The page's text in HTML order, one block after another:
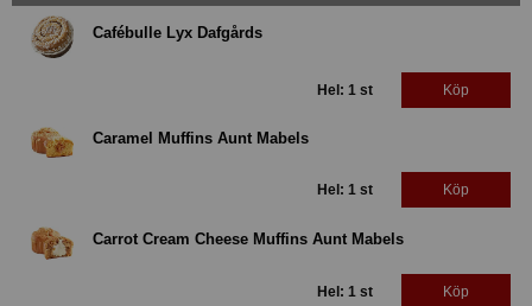
Cafébulle Lyx Dafgårds
Hel: 1 st Köp
Caramel Muffins Aunt Mabels
Hel: 1 st Köp
Carrot Cream Cheese Muffins Aunt Mabels
Hel: 1 st Köp